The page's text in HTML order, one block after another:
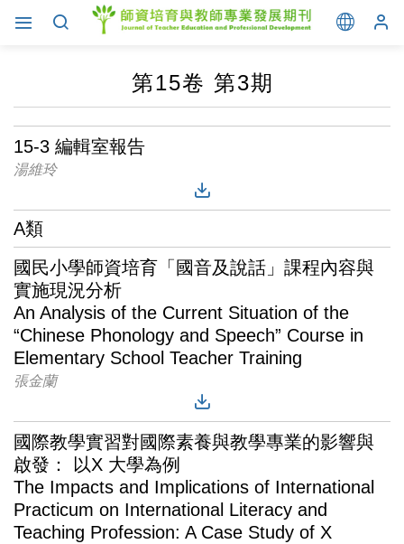
第15卷 第3期
15-3 編輯室報告
湯維玲
A類
國民小學師資培育「國音及說話」課程內容與
實施現況分析
An Analysis of the Current Situation of the
“Chinese Phonology and Speech” Course in
Elementary School Teacher Training
張金蘭
國際教學實習對國際素養與教學專業的影響與
啟發： 以X 大學為例
The Impacts and Implications of International
Practicum on International Literacy and
Teaching Profession: A Case Study of X